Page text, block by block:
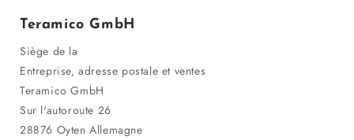
Teramico GmbH
Siège de la
Entreprise, adresse postale et ventes
Teramico GmbH
Sur l'autoroute 26
28876 Oyten Allemagne